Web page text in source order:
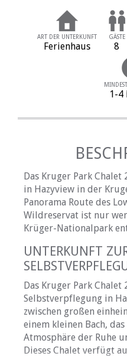
ART DER UNTERKUNFT
Ferienhaus
GÄSTE
8
1-4
Das Kruger Park
in Hazyview in der
Panorama Route des
Wildreservat ist nur
Krüger-Nationalpark
UNTERKUNFT
Das Kruger Park
Selbstverpflegung in
zwischen großen
einem kleinen Bach,
Atmosphäre der Ruhe
Dieses Chalet verfügt